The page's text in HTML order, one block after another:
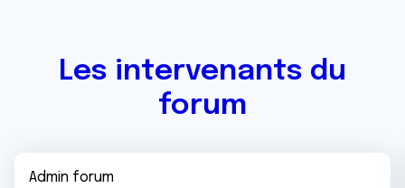
Les intervenants du
forum
Admin forum